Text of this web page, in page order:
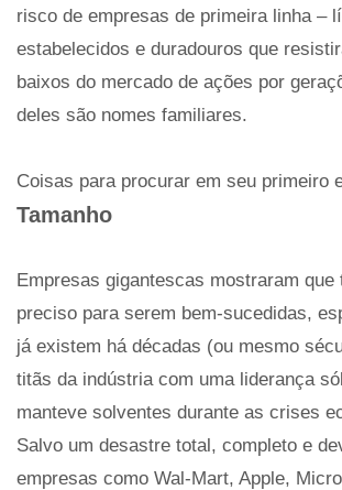
risco de empresas de primeira linha –
estabelecidos e duradouros que
baixos do mercado de ações por
deles são nomes familiares.
Coisas para procurar em seu primeiro
Tamanho
Empresas gigantescas mostraram que
preciso para serem bem-sucedidas,
já existem há décadas (ou mesmo
titãs da indústria com uma liderança
manteve solventes durante as crises
Salvo um desastre total, completo e
empresas como Wal-Mart, Apple,